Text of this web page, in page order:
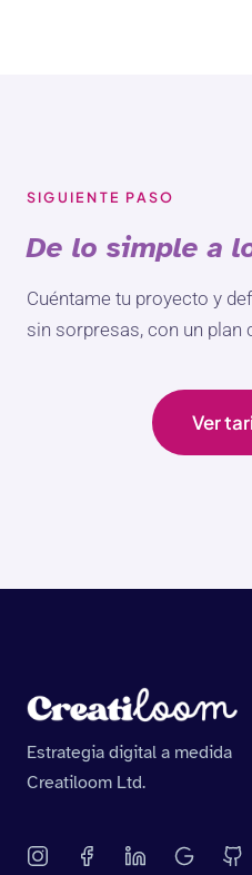
SIGUIENTE PASO
De lo simple a
Cuéntame tu proyecto y
sin sorpresas, con un plan
Ver
Estrategia digital a medida
Creatiloom Ltd.